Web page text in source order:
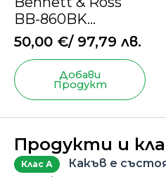
BB-860BK
Blackmore
Bluetooth
високоговорител,
черен
50,00 €/ 97,79 лв.
Добави
Продукт
Продукти и
Клас А
Какъв е